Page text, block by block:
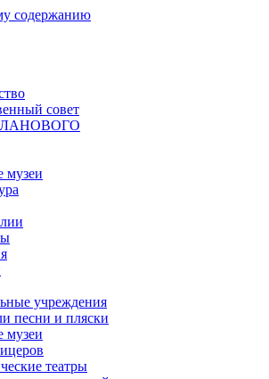
содержанию
совет
музеи
учреждения
песни и пляски
музеи
театры